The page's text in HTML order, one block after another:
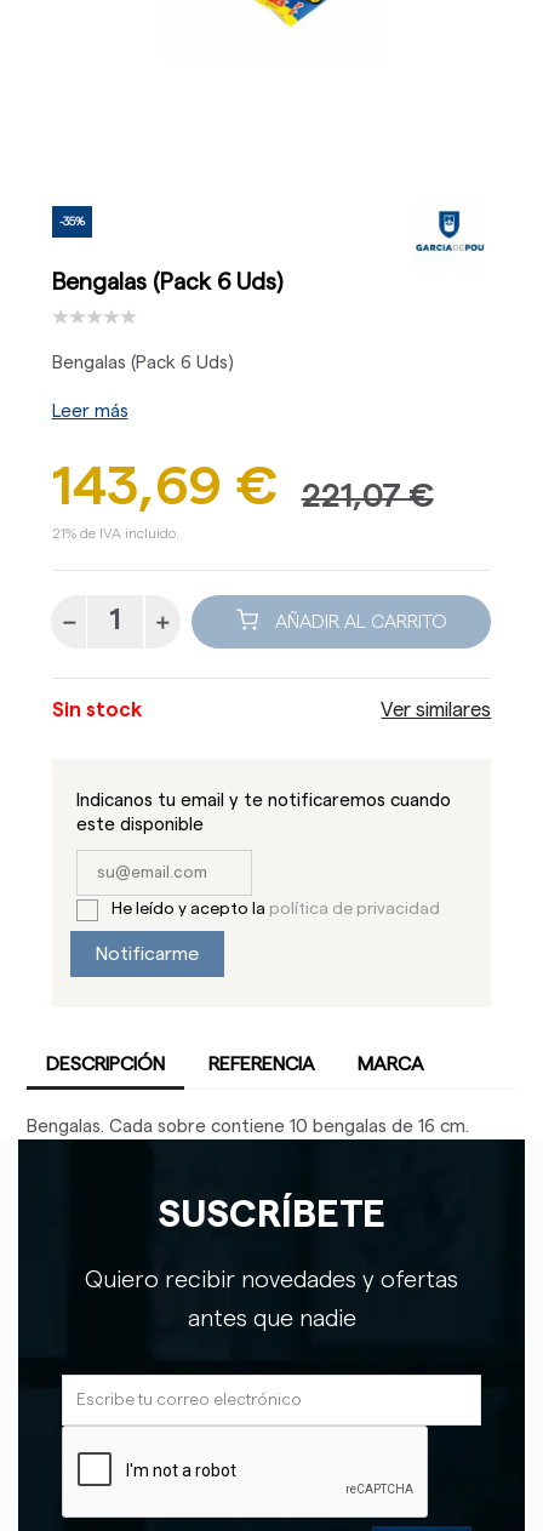
-35%
Bengalas (Pack 6 Uds)
Bengalas (Pack 6 Uds)
Leer más
143,69 € 221,07 €
21% de IVA incluido.
AÑADIR AL CARRITO
Sin stock Ver similares
Indicanos tu email y te notificaremos cuando
este disponible
He leído y acepto la política de privacidad
Notificarme
DESCRIPCIÓN REFERENCIA MARCA
Bengalas. Cada sobre contiene 10 bengalas de 16 cm.
SUSCRÍBETE
Quiero recibir novedades y ofertas
antes que nadie